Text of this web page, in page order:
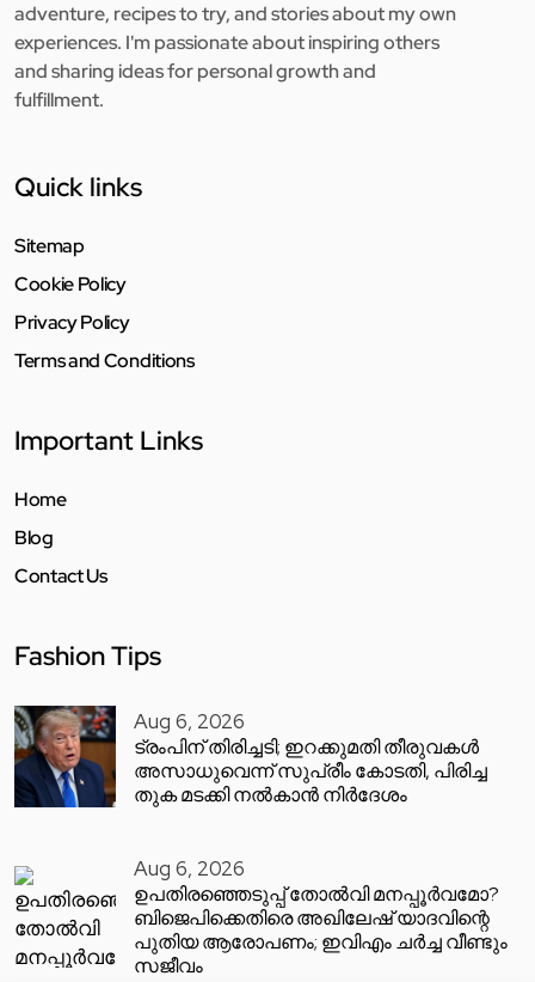
adventure, recipes to try, and stories about my own
experiences. I'm passionate about inspiring others
and sharing ideas for personal growth and
fulfillment.
Quick links
Sitemap
Cookie Policy
Privacy Policy
Terms and Conditions
Important Links
Home
Blog
Contact Us
Fashion Tips
Aug 6, 2026
ട്രംപിന് തിരിച്ചടി; ഇറക്കുമതി തീരുവകൾ
അസാധുവെന്ന് സുപ്രീം കോടതി, പിരിച്ച
തുക മടക്കി നൽകാൻ നിർദേശം
Aug 6, 2026
ഉപതിരഞ്ഞെടുപ്പ് തോൽവി മനപ്പൂർവമോ?
ബിജെപിക്കെതിരെ അഖിലേഷ് യാദവിന്റെ
പുതിയ ആരോപണം; ഇവിഎം ചർച്ച വീണ്ടും
സജീവം